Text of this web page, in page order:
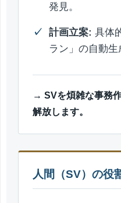
発見。
計画立案: 具体
ラン」の自動生
→ SVを煩雑な事務
解放します。
人間（SV）の役